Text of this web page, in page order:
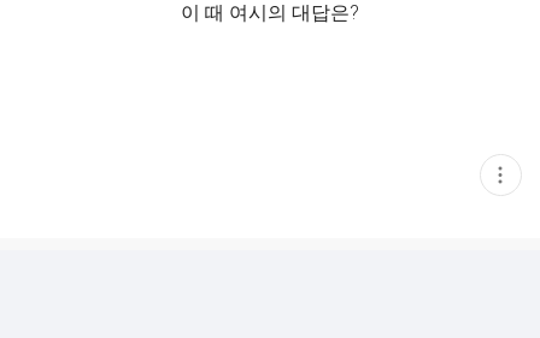
이 때 여시의 대답은?
현
재